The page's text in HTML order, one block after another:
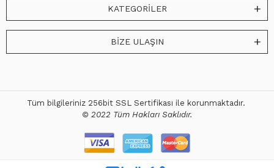
KATEGORİLER
BİZE ULAŞIN
Tüm bilgileriniz 256bit SSL Sertifikası ile korunmaktadır.
© 2022 Tüm Hakları Saklıdır.